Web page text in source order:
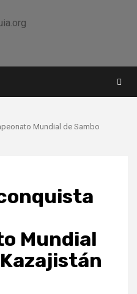
Mundial de Sambo
Mundial